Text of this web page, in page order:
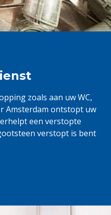
zoals aan uw WC,
Amsterdam ontstopt uw
een verstopte
verstopt is bent